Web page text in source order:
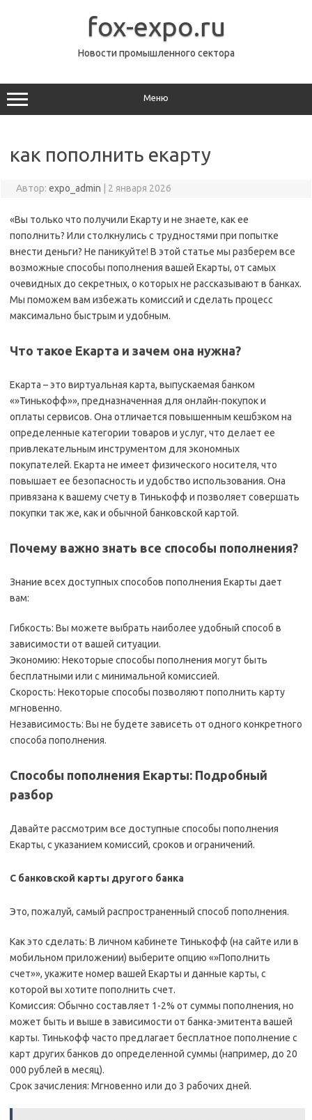
fox-expo.ru
Новости промышленного сектора
Меню
как пополнить екарту
Автор: expo_admin 2 января 2026
«Вы только что получили Екарту и не знаете, как ее
пополнить? Или столкнулись с трудностями при попытке
внести деньги? Не паникуйте! В этой статье мы разберем все
возможные способы пополнения вашей Екарты, от самых
очевидных до секретных, о которых не рассказывают в банках.
Мы поможем вам избежать комиссий и сделать процесс
максимально быстрым и удобным.
Что такое Екарта и зачем она нужна?
Екарта – это виртуальная карта, выпускаемая банком
«»Тинькофф»», предназначенная для онлайн-покупок и
оплаты сервисов. Она отличается повышенным кешбэком на
определенные категории товаров и услуг, что делает ее
привлекательным инструментом для экономных
покупателей. Екарта не имеет физического носителя, что
повышает ее безопасность и удобство использования. Она
привязана к вашему счету в Тинькофф и позволяет совершать
покупки так же, как и обычной банковской картой.
Почему важно знать все способы пополнения?
Знание всех доступных способов пополнения Екарты дает
вам:
Гибкость: Вы можете выбрать наиболее удобный способ в
зависимости от вашей ситуации.
Экономию: Некоторые способы пополнения могут быть
бесплатными или с минимальной комиссией.
Скорость: Некоторые способы позволяют пополнить карту
мгновенно.
Независимость: Вы не будете зависеть от одного конкретного
способа пополнения.
Способы пополнения Екарты: Подробный
разбор
Давайте рассмотрим все доступные способы пополнения
Екарты, с указанием комиссий, сроков и ограничений.
С банковской карты другого банка
Это, пожалуй, самый распространенный способ пополнения.
Как это сделать: В личном кабинете Тинькофф (на сайте или в
мобильном приложении) выберите опцию «»Пополнить
счет»», укажите номер вашей Екарты и данные карты, с
которой вы хотите пополнить счет.
Комиссия: Обычно составляет 1-2% от суммы пополнения, но
может быть и выше в зависимости от банка-эмитента вашей
карты. Тинькофф часто предлагает бесплатное пополнение с
карт других банков до определенной суммы (например, до 20
000 рублей в месяц).
Срок зачисления: Мгновенно или до 3 рабочих дней.